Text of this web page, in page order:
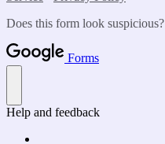
Does this form look suspicious?
Forms
Help and feedback